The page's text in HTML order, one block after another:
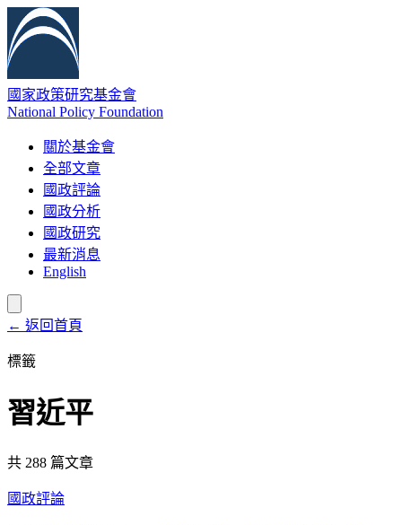
國家政策研究基金會
National Policy Foundation
關於基金會
全部文章
國政評論
國政分析
國政研究
最新消息
English
← 返回首頁
標籤
習近平
共 288 篇文章
國政評論